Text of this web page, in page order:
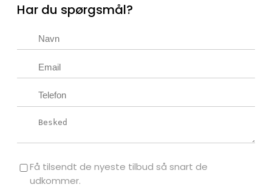
Har du spørgsmål?
Få tilsendt de nyeste tilbud så snart de
udkommer.